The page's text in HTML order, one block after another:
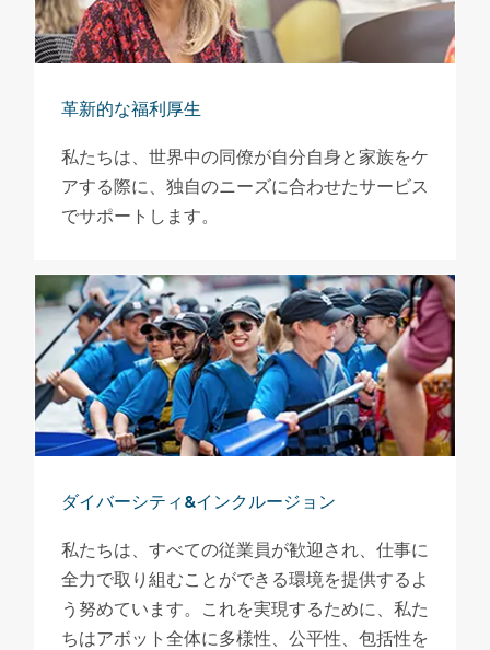
革新的な福利厚生
私たちは、世界中の同僚が自分自身と家族をケ
アする際に、独自のニーズに合わせたサービス
でサポートします。
ダイバーシティ&インクルージョン
私たちは、すべての従業員が歓迎され、仕事に
全力で取り組むことができる環境を提供するよ
う努めています。これを実現するために、私た
ちはアボット全体に多様性、公平性、包括性を